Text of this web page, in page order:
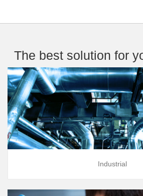
The best solution for
Industrial